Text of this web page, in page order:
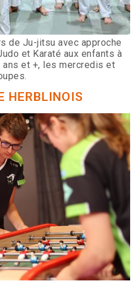
de Ju-jitsu avec approche
et Karaté aux enfants à
ans et +, les mercredis et
HERBLINOIS